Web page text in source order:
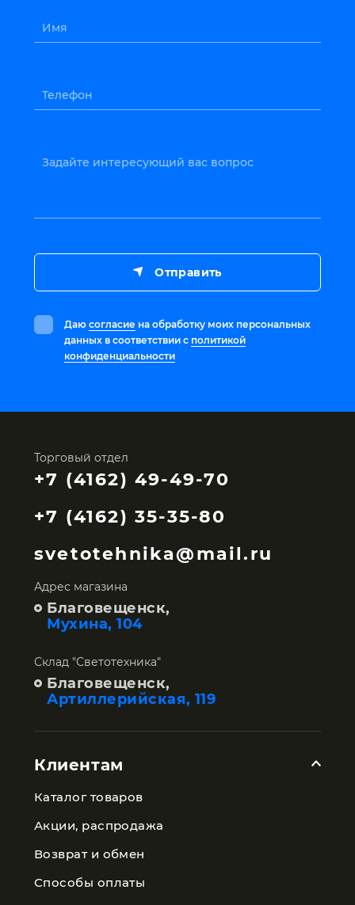
Имя
Телефон
Задайте интересующий вас вопрос
Даю согласие на обработку моих персональных
данных в соответствии с политикой
конфиденциальности
Отправить
Торговый отдел
+7 (4162) 49-49-70
+7 (4162) 35-35-80
svetotehnika@mail.ru
Адрес магазина
Благовещенск,
Мухина, 104
Склад "Светотехника"
Благовещенск,
Артиллерийская, 119
Клиентам
Каталог товаров
Акции, распродажа
Возврат и обмен
Способы оплаты